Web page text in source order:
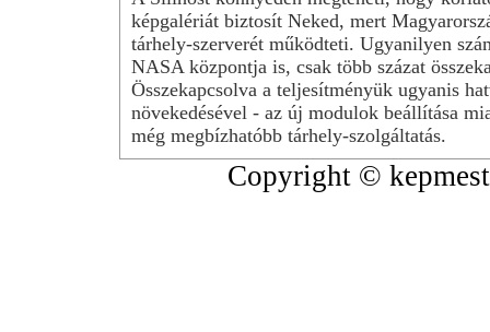
képgalériát biztosít Neked, mert
tárhely-szerverét működteti. Ugyanilyen
NASA központja is, csak több százat
Összekapcsolva a teljesítményük ugyanis
növekedésével - az új modulok beállítása
még megbízhatóbb tárhely-szolgáltatás.
Copyright ©